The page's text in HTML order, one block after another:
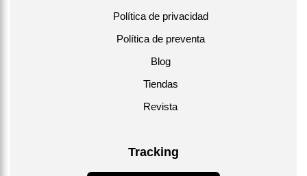
Política de privacidad
Política de preventa
Blog
Tiendas
Revista
Tracking